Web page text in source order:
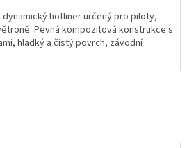
dynamický hotliner určený pro piloty,
Pevná kompozitová konstrukce s
hladký a čistý povrch, závodní